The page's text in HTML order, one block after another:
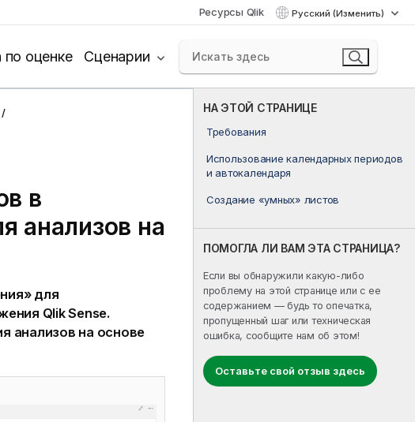
Ресурсы Qlik Русский (Изменить)
по оценке Сценарии
НА ЭТОЙ СТРАНИЦЕ
Требования
Использование календарных периодов
и автокалендаря
Создание «умных» листов
ПОМОГЛА ЛИ ВАМ ЭТА СТРАНИЦА?
Если вы обнаружили какую-либо
проблему на этой странице или с ее
содержанием — будь то опечатка,
пропущенный шаг или техническая
ошибка, сообщите нам об этом!
Оставьте свой отзыв здесь
в
анализов на
для
Qlik Sense.
анализов на основе